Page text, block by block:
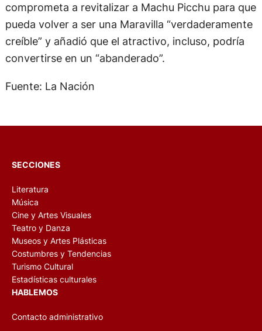
comprometa a revitalizar a Machu Picchu para que
pueda volver a ser una Maravilla “verdaderamente
creíble” y añadió que el atractivo, incluso, podría
convertirse en un “abanderado”.
Fuente: La Nación
SECCIONES
Literatura
Música
Cine y Artes Visuales
Teatro y Danza
Museos y Artes Plásticas
Costumbres y Tendencias
Turismo Cultural
Estadísticas culturales
HABLEMOS
Contacto administrativo